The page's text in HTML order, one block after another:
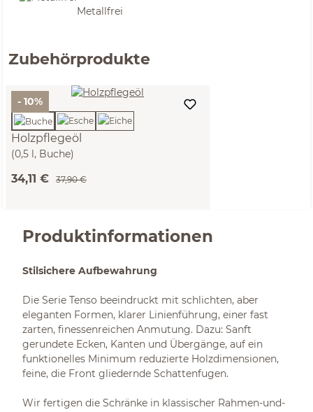
Metallfrei
Zubehörprodukte
- 10%
Holzpflegeöl
(0,5 l, Buche)
34,11 € 37,90 €
Produktinformationen
Stilsichere Aufbewahrung
Die Serie Tenso beeindruckt mit schlichten, aber
eleganten Formen, klarer Linienführung, einer fast
zarten, finessenreichen Anmutung. Dazu: Sanft
gerundete Ecken, Kanten und Übergänge, auf ein
funktionelles Minimum reduzierte Holzdimensionen,
feine, die Front gliedernde Schattenfugen.
Wir fertigen die Schränke in klassischer Rahmen-und-